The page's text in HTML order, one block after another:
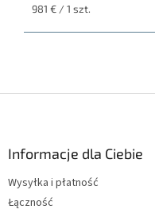
Cena
981 € / 1 szt.
Informacje dla Ciebie
Wysyłka i płatność
Łączność